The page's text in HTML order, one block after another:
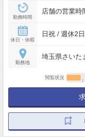
勤務時間
店舗の営業時
休日・休暇
日祝 / 週休2
勤務地
埼玉県さいた
閲覧状況